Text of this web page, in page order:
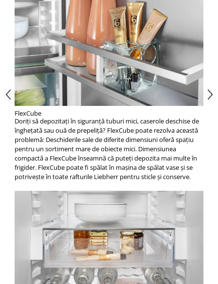
FlexCube
Doriți să depozitați în siguranță tuburi mici, caserole deschise de
înghețată sau ouă de prepeliță? FlexCube poate rezolva această
problemă: Deschiderile sale de diferite dimensiuni oferă spațiu
pentru un sortiment mare de obiecte mici. Dimensiunea
compactă a FlexCube înseamnă că puteți depozita mai multe în
frigider. FlexCube poate fi spălat în mașina de spălat vase și se
potrivește în toate rafturile Liebherr pentru sticle și conserve.